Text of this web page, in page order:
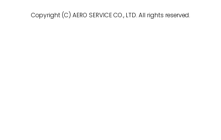
Copyright (C) AERO SERVICE CO., LTD. All rights reserved.